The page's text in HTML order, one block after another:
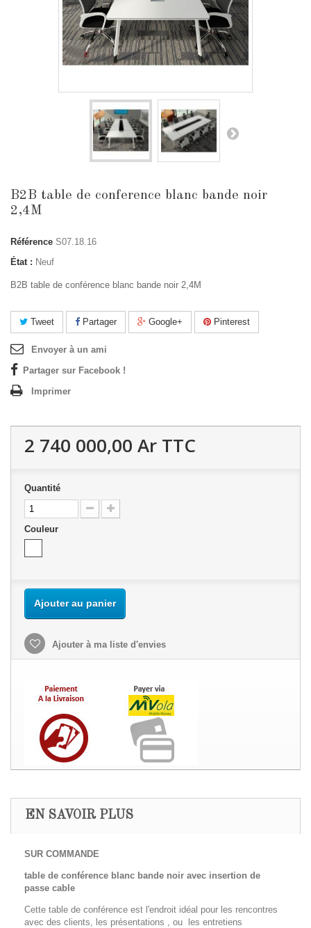
B2B table de conference blanc bande noir
2,4M
Référence S07.18.16
État : Neuf
B2B table de conférence blanc bande noir 2,4M
Tweet Partager Google+ Pinterest
Envoyer à un ami
Partager sur Facebook !
Imprimer
2 740 000,00 Ar TTC
Quantité
Couleur
Ajouter au panier
Ajouter à ma liste d'envies
EN SAVOIR PLUS
SUR COMMANDE
table de conférence blanc bande noir avec insertion de
passe cable
Cette table de conférence est l'endroit idéal pour les rencontres
avec des clients, les présentations , ou les entretiens